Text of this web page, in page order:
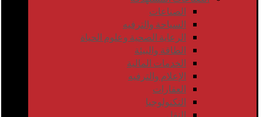
الصناعات
السياحة والترفيه
الرعاية الصحية وعلوم الحياة
الطاقة والبيئة
الخدمات المالية
الإعلام والترفيه
العقارات
التكنولوجيا